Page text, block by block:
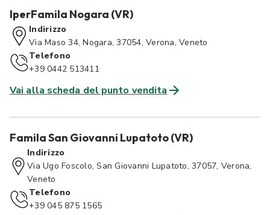
IperFamila Nogara (VR)
Indirizzo
Via Maso 34, Nogara, 37054, Verona, Veneto
Telefono
+39 0442 513411
Vai alla scheda del punto vendita
Famila San Giovanni Lupatoto (VR)
Indirizzo
Via Ugo Foscolo, San Giovanni Lupatoto, 37057, Verona,
Veneto
Telefono
+39 045 875 1565